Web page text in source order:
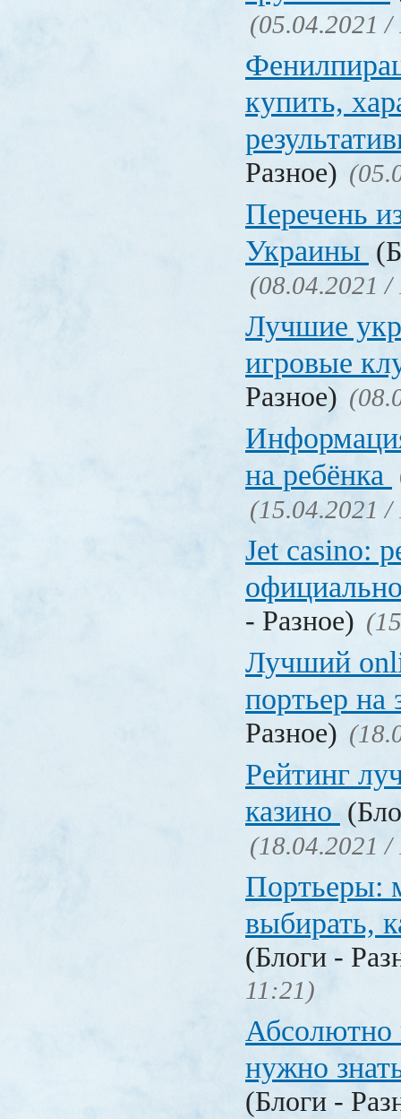
(05.04.2021 /
купить,
Разное)
Перечень
Украины
(08.04.2021 /
Лучшие
игровые
Разное)
на ребёнка
(15.04.2021 /
Jet casino:
- Разное)
Лучший
портьер на
Разное)
Рейтинг
казино
(18.04.2021 /
Портьеры:
выбирать,
(Блоги -
11:21)
Абсолютно
нужно
(Блоги -